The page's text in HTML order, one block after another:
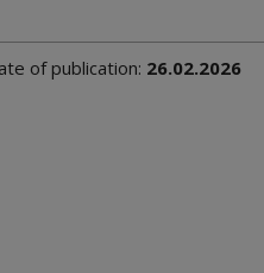
of publication: 26.02.2026